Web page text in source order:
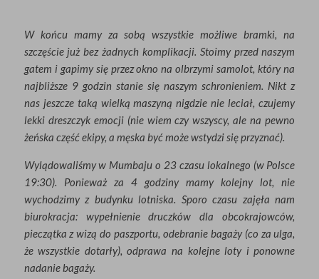
W końcu mamy za sobą wszystkie możliwe bramki, na
szczęście już bez żadnych komplikacji. Stoimy przed naszym
gatem i gapimy się przez okno na olbrzymi samolot, który na
najbliższe 9 godzin stanie się naszym schronieniem. Nikt z
nas jeszcze taką wielką maszyną nigdzie nie leciał, czujemy
lekki dreszczyk emocji (nie wiem czy wszyscy, ale na pewno
żeńska część ekipy, a męska być może wstydzi się przyznać).
Wylądowaliśmy w Mumbaju o 23 czasu lokalnego (w Polsce
19:30). Ponieważ za 4 godziny mamy kolejny lot, nie
wychodzimy z budynku lotniska. Sporo czasu zajęła nam
biurokracja: wypełnienie druczków dla obcokrajowców,
pieczątka z wizą do paszportu, odebranie bagaży (co za ulga,
że wszystkie dotarły), odprawa na kolejne loty i ponowne
nadanie bagaży.